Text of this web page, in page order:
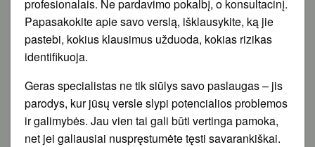
profesionalais. Ne pardavimo pokalbį, o konsultacinį.
Papasakokite apie savo verslą, išklausykite, ką jie
pastebi, kokius klausimus užduoda, kokias rizikas
identifikuoja.
Geras specialistas ne tik siūlys savo paslaugas – jis
parodys, kur jūsų versle slypi potencialios problemos
ir galimybės. Jau vien tai gali būti vertinga pamoka,
net jei galiausiai nuspręstumėte tęsti savarankiškai.